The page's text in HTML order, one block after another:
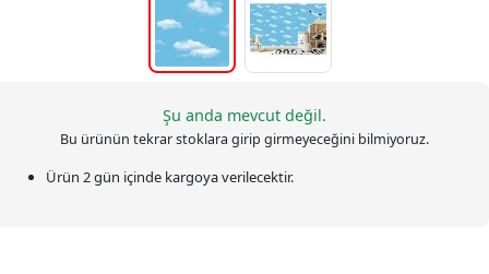
Şu anda mevcut değil.
Bu ürünün tekrar stoklara girip girmeyeceğini bilmiyoruz.
Ürün 2 gün içinde kargoya verilecektir.